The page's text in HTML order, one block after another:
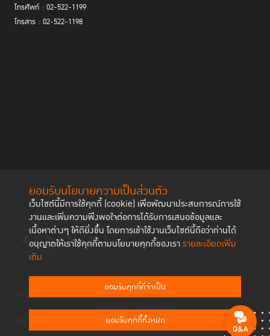
ยอมรับนโยบายความเป็นส่วนตัว
เว็บไซต์นี้มีการใช้คุกกี้ (cookie) เพื่อพัฒนาประสบการณ์การใช้
งานและเพิ่มความพึงพอใจต่อการได้รับการเสนอข้อมูลและ
เนื้อหาต่างๆ ให้ดียิ่งขึ้น โดยการเข้าใช้งานเว็บไซต์นี้ถือว่าท่านได้
อนุญาตให้เราใช้คุกกี้ตามนโยบายคุกกี้ของเรา รายละเอียดเพิ่ม
เติม
ยอมรับคุกกี้ที่จำเป็น
ยอมรับคุกกี้ทั้งหมด
โทรศัพท์ : 02-522-1199
โทรสาร : 02-522-1198
ติดตามช่องทาง social
© Copyright 2023 Thailand Institute of Justice All Rights Reserved
Privacy Policy Cookies Policy